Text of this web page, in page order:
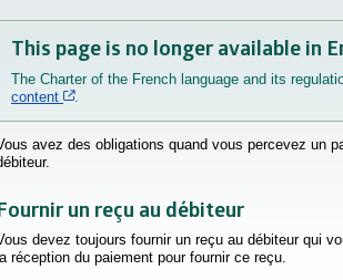
This page is no longer available in
The Charter of the French language and its
content
Cet hyperlien s’ouvrira dans une nouvelle
.
avez des obligations quand vous percevez un
un reçu au débiteur
devez toujours fournir un reçu au débiteur qui
la réception du paiement pour fournir ce reçu.